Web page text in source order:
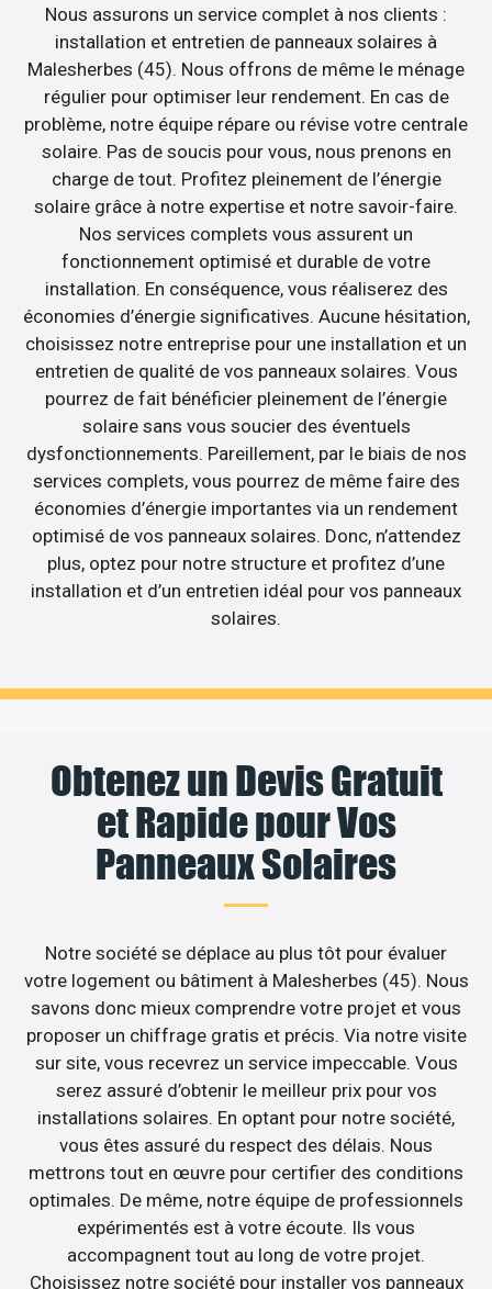
Nous assurons un service complet à nos clients :
installation et entretien de panneaux solaires à
Malesherbes (45). Nous offrons de même le ménage
régulier pour optimiser leur rendement. En cas de
problème, notre équipe répare ou révise votre centrale
solaire. Pas de soucis pour vous, nous prenons en
charge de tout. Profitez pleinement de l’énergie
solaire grâce à notre expertise et notre savoir-faire.
Nos services complets vous assurent un
fonctionnement optimisé et durable de votre
installation. En conséquence, vous réaliserez des
économies d’énergie significatives. Aucune hésitation,
choisissez notre entreprise pour une installation et un
entretien de qualité de vos panneaux solaires. Vous
pourrez de fait bénéficier pleinement de l’énergie
solaire sans vous soucier des éventuels
dysfonctionnements. Pareillement, par le biais de nos
services complets, vous pourrez de même faire des
économies d’énergie importantes via un rendement
optimisé de vos panneaux solaires. Donc, n’attendez
plus, optez pour notre structure et profitez d’une
installation et d’un entretien idéal pour vos panneaux
solaires.
Obtenez un Devis Gratuit
et Rapide pour Vos
Panneaux Solaires
Notre société se déplace au plus tôt pour évaluer
votre logement ou bâtiment à Malesherbes (45). Nous
savons donc mieux comprendre votre projet et vous
proposer un chiffrage gratis et précis. Via notre visite
sur site, vous recevrez un service impeccable. Vous
serez assuré d’obtenir le meilleur prix pour vos
installations solaires. En optant pour notre société,
vous êtes assuré du respect des délais. Nous
mettrons tout en œuvre pour certifier des conditions
optimales. De même, notre équipe de professionnels
expérimentés est à votre écoute. Ils vous
accompagnent tout au long de votre projet.
Choisissez notre société pour installer vos panneaux